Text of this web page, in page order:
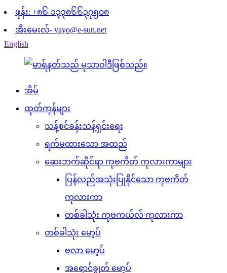
ဖုန်း: +၈၆-၁၃၃၈၆၆၃၇၅၀၈
အီးမေးလ်- yayo@e-sun.net
English
အိမ်
ထုတ်ကုန်များ
သန့်စင်ခန်းသန့်ရှင်းရေး
ရက်မထားသော အထည်
ဆေးဘက်ဆိုင်ရာ ကုဗကိတ် ကုလားကာများ
ပြန်လည်အသုံးပြုနိုင်သော ကုဗကိတ်
ကုလားကာ
တစ်ခါသုံး ကုဗကယ်လ် ကုလားကာ
တစ်ခါသုံး မော့ပ်
ဗလာ မော့ပ်
အရောင်ချွတ် မော့ပ်